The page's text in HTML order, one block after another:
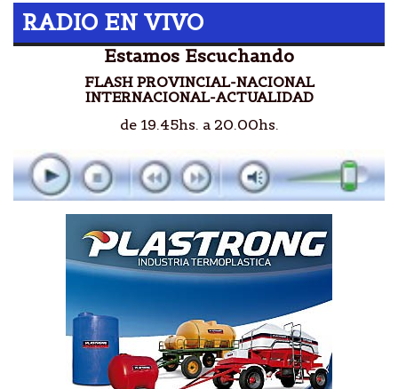
RADIO EN VIVO
Estamos Escuchando
FLASH PROVINCIAL-NACIONAL
INTERNACIONAL-ACTUALIDAD
de 19.45hs. a 20.00hs.